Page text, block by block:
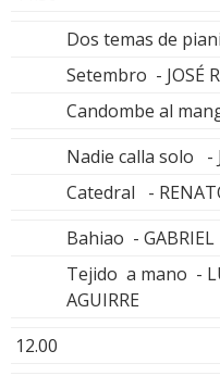
Dos temas de
Setembro - JOSÉ
Candombe al
Nadie calla solo -
Catedral -
Bahiao - GABRIEL
Tejido a mano -
AGUIRRE
12.00